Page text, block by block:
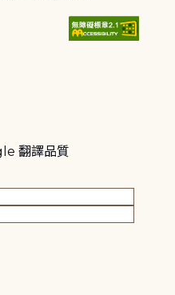
翻譯品質